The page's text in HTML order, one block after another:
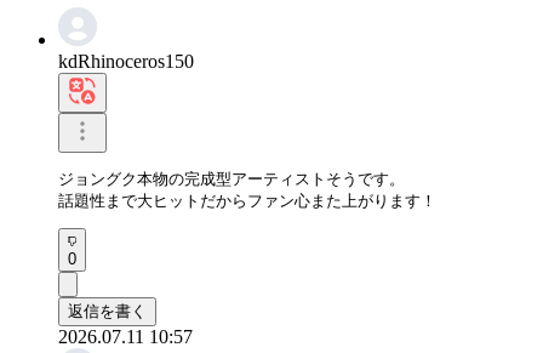
kdRhinoceros150
ジョングク本物の完成型アーティストそうです。
話題性まで大ヒットだからファン心また上がります！
0
返信を書く
2026.07.11 10:57